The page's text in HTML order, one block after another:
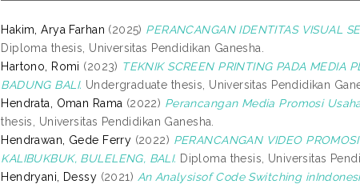
Hakim, Arya Farhan (2025) PERANCANGAN IDENTITAS VISUAL
Diploma thesis, Universitas Pendidikan Ganesha.
Hartono, Romi (2023) TEKNIK SCREEN PRINTING PADA MEDIA
BADUNG BALI. Undergraduate thesis, Universitas Pendidikan
Hendrata, Oman Rama (2022) Perancangan Media Promosi
thesis, Universitas Pendidikan Ganesha.
Hendrawan, Gede Ferry (2022) PERANCANGAN VIDEO
KALIBUKBUK, BULELENG, BALI. Diploma thesis, Universitas
Hendryani, Dessy (2021) An Analysisof Code Switching